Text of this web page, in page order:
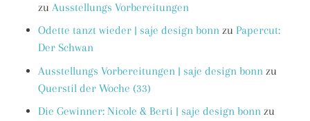
zu Ausstellungs Vorbereitungen
Odette tanzt wieder | saje design bonn zu Papercut:
Der Schwan
Ausstellungs Vorbereitungen | saje design bonn zu
Querstil der Woche (33)
Die Gewinner: Nicole & Berti | saje design bonn zu